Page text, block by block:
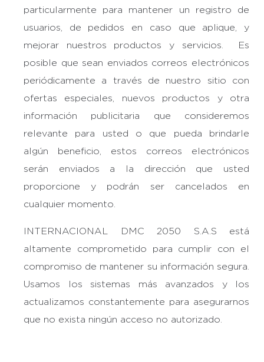
particularmente para mantener un registro de
usuarios, de pedidos en caso que aplique, y
mejorar nuestros productos y servicios. Es
posible que sean enviados correos electrónicos
periódicamente a través de nuestro sitio con
ofertas especiales, nuevos productos y otra
información publicitaria que consideremos
relevante para usted o que pueda brindarle
algún beneficio, estos correos electrónicos
serán enviados a la dirección que usted
proporcione y podrán ser cancelados en
cualquier momento.
INTERNACIONAL DMC 2050 S.A.S está
altamente comprometido para cumplir con el
compromiso de mantener su información segura.
Usamos los sistemas más avanzados y los
actualizamos constantemente para asegurarnos
que no exista ningún acceso no autorizado.